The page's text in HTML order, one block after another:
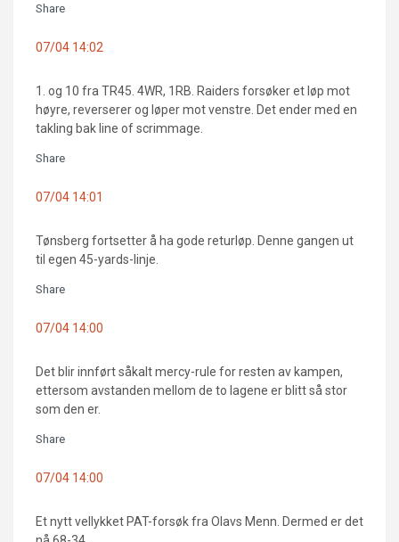
Share
07/04 14:02
1. og 10 fra TR45. 4WR, 1RB. Raiders forsøker et løp mot
høyre, reverserer og løper mot venstre. Det ender med en
takling bak line of scrimmage.
Share
07/04 14:01
Tønsberg fortsetter å ha gode returløp. Denne gangen ut
til egen 45-yards-linje.
Share
07/04 14:00
Det blir innført såkalt mercy-rule for resten av kampen,
ettersom avstanden mellom de to lagene er blitt så stor
som den er.
Share
07/04 14:00
Et nytt vellykket PAT-forsøk fra Olavs Menn. Dermed er det